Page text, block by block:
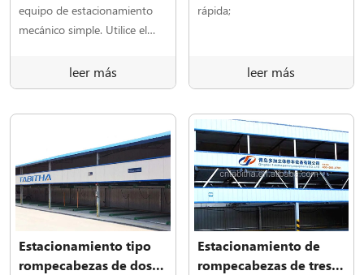
equipo de estacionamiento
mecánico simple. Utilice el
levantar y bajar la placa de
estacionamiento.
leer más
de coches al aire libre,
rápida;
leer más
Estacionamiento tipo
rompecabezas de dos
Estacionamiento de
rompecabezas de tres